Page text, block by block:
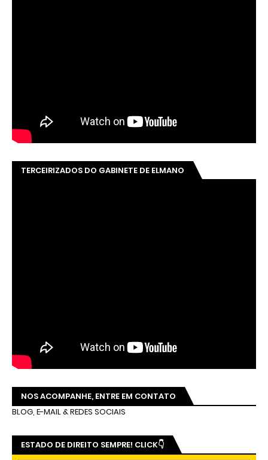
TERCEIRIZADOS DO GABINETE DE ELMANO
NOS ACOMPANHE, ENTRE EM CONTATO
BLOG, E-MAIL & REDES SOCIAIS
ESTADO DE DIREITO SEMPRE! CLICK👇